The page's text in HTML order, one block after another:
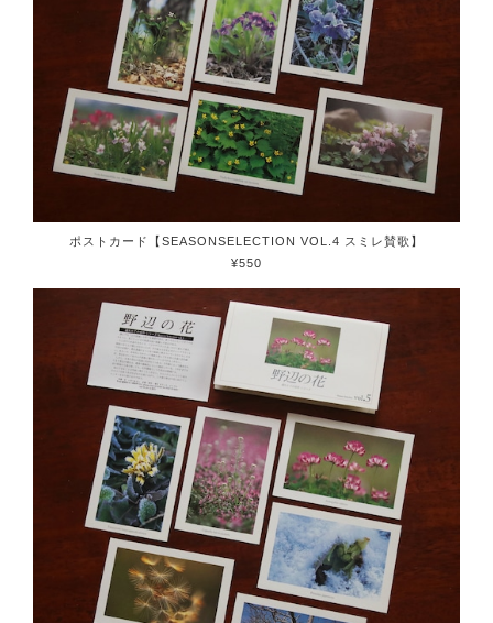
ポストカード【SEASONSELECTION VOL.4 スミレ賛歌】
¥550